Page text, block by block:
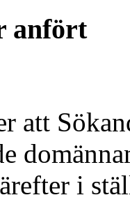
anfört
att
i